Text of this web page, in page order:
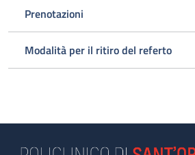
Prenotazioni
Modalità per il ritiro del referto